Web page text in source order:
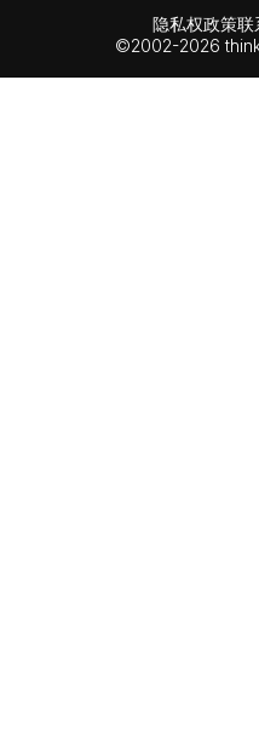
©2002-2026
隐私权政策联